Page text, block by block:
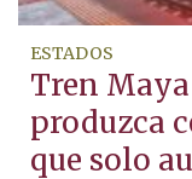
ESTADOS
Tren
produzca
que solo